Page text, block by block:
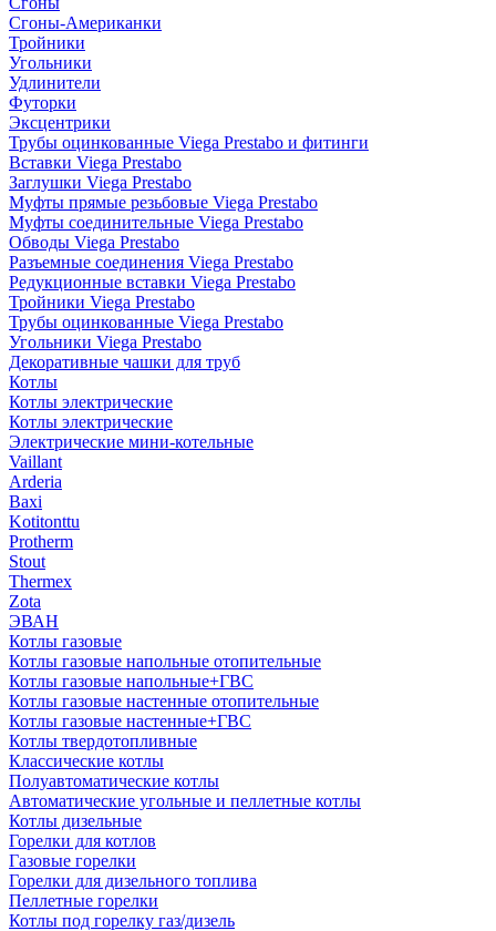
Сгоны-Американки
Тройники
Угольники
Удлинители
Футорки
Эксцентрики
Трубы оцинкованные Viega Prestabo и фитинги
Вставки Viega Prestabo
Заглушки Viega Prestabo
Муфты прямые резьбовые Viega Prestabo
Муфты соединительные Viega Prestabo
Обводы Viega Prestabo
Разъемные соединения Viega Prestabo
Редукционные вставки Viega Prestabo
Тройники Viega Prestabo
Трубы оцинкованные Viega Prestabo
Угольники Viega Prestabo
Декоративные чашки для труб
Котлы
Котлы электрические
Котлы электрические
Электрические мини-котельные
Vaillant
Arderia
Baxi
Kotitonttu
Protherm
Stout
Thermex
Zota
ЭВАН
Котлы газовые
Котлы газовые напольные отопительные
Котлы газовые напольные+ГВС
Котлы газовые настенные отопительные
Котлы газовые настенные+ГВС
Котлы твердотопливные
Классические котлы
Полуавтоматические котлы
Автоматические угольные и пеллетные котлы
Котлы дизельные
Горелки для котлов
Газовые горелки
Горелки для дизельного топлива
Пеллетные горелки
Котлы под горелку газ/дизель